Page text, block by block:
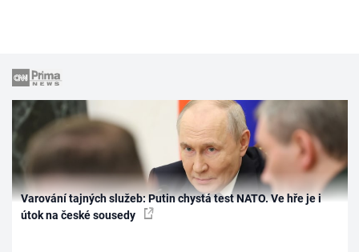
Varování tajných služeb: Putin chystá test NATO. Ve hře je i
útok na české sousedy